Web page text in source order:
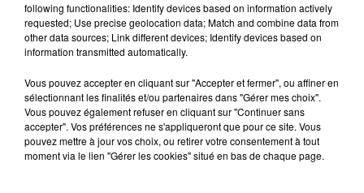
following functionalities: Identify devices based on information actively
requested; Use precise geolocation data; Match and combine data from
other data sources; Link different devices; Identify devices based on
information transmitted automatically.
Vous pouvez accepter en cliquant sur "Accepter et fermer", ou affiner en
sélectionnant les finalités et/ou partenaires dans "Gérer mes choix".
Vous pouvez également refuser en cliquant sur "Continuer sans
accepter". Vos préférences ne s'appliqueront que pour ce site. Vous
pouvez mettre à jour vos choix, ou retirer votre consentement à tout
moment via le lien "Gérer les cookies" situé en bas de chaque page.